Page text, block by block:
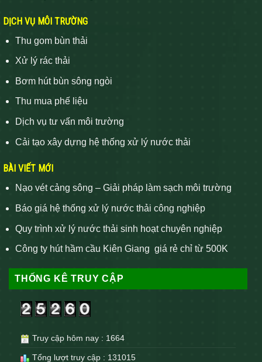
DỊCH VỤ MÔI TRƯỜNG
Thu gom bùn thải
Xử lý rác thải
Bơm hút bùn sông ngòi
Thu mua phế liệu
Dịch vụ tư vấn môi trường
Cải tạo xây dựng hệ thống xử lý nước thải
BÀI VIẾT MỚI
Nạo vét cảng sông – Giải pháp làm sạch môi trường
Báo giá hệ thống xử lý nước thải công nghiệp
Quy trình xử lý nước thải sinh hoạt chuyên nghiệp
Công ty hút hầm cầu Kiên Giang giá rẻ chỉ từ 500K
THỐNG KÊ TRUY CẬP
Truy cập hôm nay : 1664
Tổng lượt truy cập : 131015